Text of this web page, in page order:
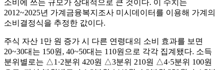
소비에 쓰는 규모가 상대적으로 큰 것이다. 이 수치는
2012~2025년 가계금융복지조사 미시데이터를 이용해 가계의
소비결정식을 추정한 값이다.
주식 자산 1만 원 증가 시 다른 연령대의 소비 효과를 보면
20~30대는 150원, 40~50대는 110원으로 각각 집계됐다. 소득
분위별로는 △1·2분위 420원 △3분위 210원 △4·5분위 100원